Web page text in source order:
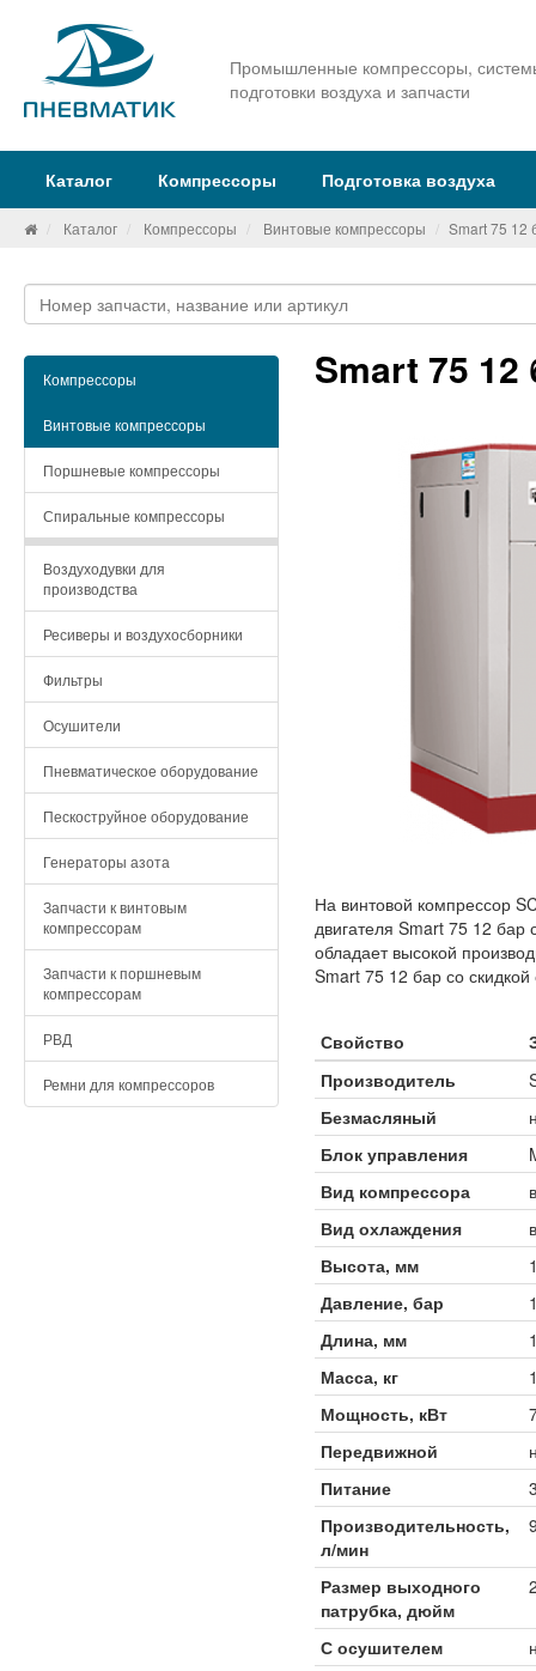
Промышленные компрессоры,
подготовки воздуха и запчасти
Каталог Компрессоры Подготовка воздуха
Каталог Компрессоры Винтовые компрессоры Smart 75 12
Компрессоры
Винтовые компрессоры
Поршневые компрессоры
Спиральные компрессоры
Воздуходувки для
производства
Ресиверы и воздухосборники
Фильтры
Осушители
Пневматическое оборудование
Пескоструйное оборудование
Генераторы азота
Запчасти к винтовым
компрессорам
Запчасти к поршневым
компрессорам
РВД
Ремни для компрессоров
Smart 75 12
На винтовой компрессор
двигателя Smart 75 12 бар
обладает высокой
Smart 75 12 бар со
Свойство
Производитель
Безмасляный
Блок управления
Вид компрессора
Вид охлаждения
Высота, мм
Давление, бар
Длина, мм
Масса, кг
Мощность, кВт
Передвижной
Питание
Производительность,
л/мин
Размер выходного
патрубка, дюйм
С осушителем